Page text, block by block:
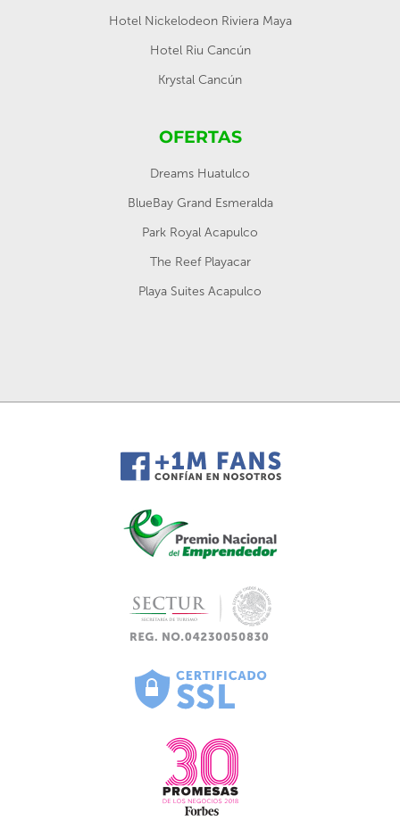
Hotel Nickelodeon Riviera Maya
Hotel Riu Cancún
Krystal Cancún
OFERTAS
Dreams Huatulco
BlueBay Grand Esmeralda
Park Royal Acapulco
The Reef Playacar
Playa Suites Acapulco